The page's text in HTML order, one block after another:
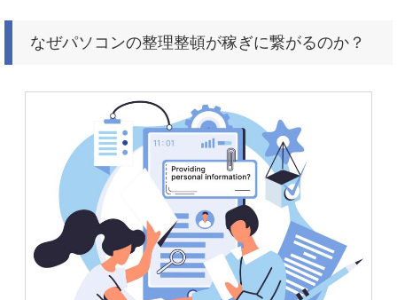
なぜパソコンの整理整頓が稼ぎに繋がるのか？